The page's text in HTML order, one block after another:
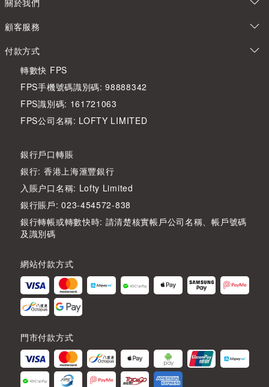
顧客服務
付款方式
轉數快 FPS
FPS手機號碼識別碼: 98888342
FPS識別碼: 161721063
FPS公司名稱: LOFTY LIMITED
銀行戶口轉賬
銀行: 香港上海滙豐銀行
入賬户口名稱: Lofty Limited
銀行賬戶: 023-454572-838
銀行轉帳或轉數快時: 請清楚核實帳戶公司名稱、帳戶號碼
及識別碼
網站付款方式
門市付款方式